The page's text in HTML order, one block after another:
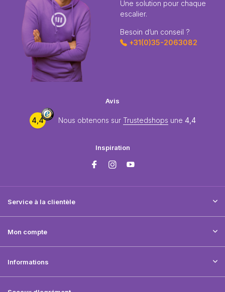
Une solution pour chaque
escalier.
Besoin d’un conseil ?
+31(0)35-2063082
Avis
4,4 Nous obtenons sur Trustedshops une 4,4
Inspiration
Service à la clientèle
Mon compte
Informations